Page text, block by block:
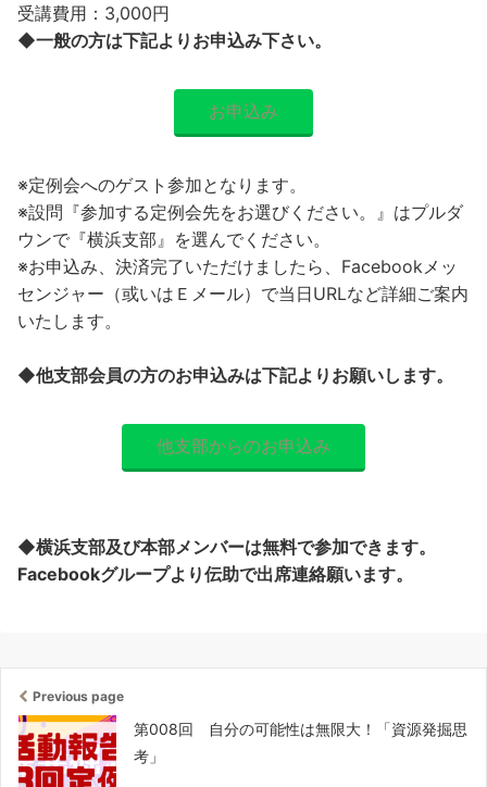
受講費用：3,000円​
◆一般の方は下記よりお申込み下さい。
お申込み
※定例会へのゲスト参加となります。
※設問『参加する定例会先をお選びください。』はプルダ
ウンで『横浜支部』を選んでください。​
※お申込み、決済完了いただけましたら、Facebookメッ
センジャー（或いはＥメール）で当日URLなど詳細ご案内
いたします。​
◆他支部会員の方のお申込みは下記よりお願いします。
他支部からのお申込み
◆横浜支部及び本部メンバーは無料で参加できます。
Facebookグループより伝助で出席連絡願います。
Previous page
第008回 自分の可能性は無限大！「資源発掘思
考」